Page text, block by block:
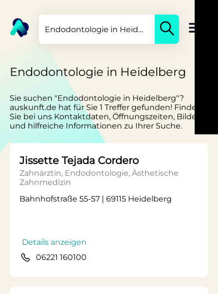
Endodontologie in Heidelberg
Sie suchen "Endodontologie in Heidelberg"?
auskunft.de hat für Sie 1 Treffer gefunden! Finden
Sie bei uns Kontaktdaten, Öffnungszeiten, Bilder
und hilfreiche Informationen zu Ihrer Suche.
Jissette Tejada Cordero
Zahnärztin, Endodontologie, Ästhetische
Zahnmedizin
Bahnhofstraße 55-57 | 69115 Heidelberg
Details anzeigen
06221 160100